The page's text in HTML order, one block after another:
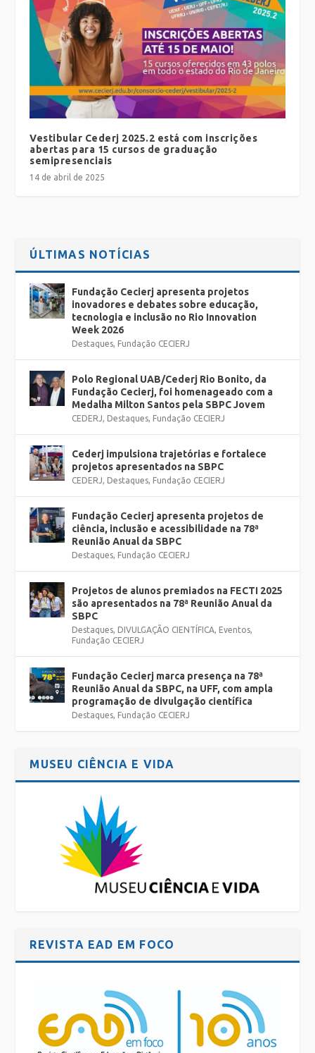
Vestibular Cederj 2025.2 está com inscrições
abertas para 15 cursos de graduação
semipresenciais
14 de abril de 2025
ÚLTIMAS NOTÍCIAS
Fundação Cecierj apresenta projetos
inovadores e debates sobre educação,
tecnologia e inclusão no Rio Innovation
Week 2026
Destaques, Fundação CECIERJ
Polo Regional UAB/Cederj Rio Bonito, da
Fundação Cecierj, foi homenageado com a
Medalha Milton Santos pela SBPC Jovem
CEDERJ, Destaques, Fundação CECIERJ
Cederj impulsiona trajetórias e fortalece
projetos apresentados na SBPC
CEDERJ, Destaques, Fundação CECIERJ
Fundação Cecierj apresenta projetos de
ciência, inclusão e acessibilidade na 78ª
Reunião Anual da SBPC
Destaques, Fundação CECIERJ
Projetos de alunos premiados na FECTI 2025
são apresentados na 78ª Reunião Anual da
SBPC
Destaques, DIVULGAÇÃO CIENTÍFICA, Eventos,
Fundação CECIERJ
Fundação Cecierj marca presença na 78ª
Reunião Anual da SBPC, na UFF, com ampla
programação de divulgação científica
Destaques, Fundação CECIERJ
MUSEU CIÊNCIA E VIDA
REVISTA EAD EM FOCO